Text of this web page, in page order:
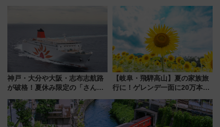
島とは異なる魅力を持つ今夏の
神戸・大分や大阪・志布志航路
が破格！夏休み限定の「さんふ
ート 夕朝食ビュッフェ付きで
快適な船旅はいかが？
【岐阜・飛騨高山】夏の家族旅
行に！ゲレンデ一面に20万本の
アひまわり園」開園